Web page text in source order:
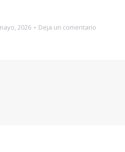
2026 Deja un comentario